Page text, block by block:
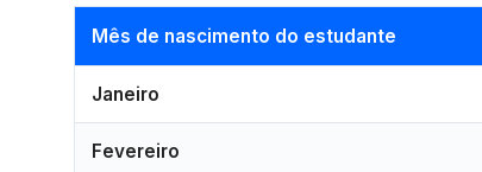
Mês de nascimento do estudante
Janeiro
Fevereiro